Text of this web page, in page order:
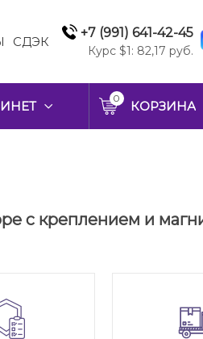
СДЭК
+7 (991) 641-42-45
Курс $1: 82,17 руб.
0
КОРЗИНА
с креплением и